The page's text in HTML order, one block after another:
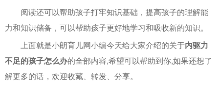
阅读还可以帮助孩子打牢知识基础，提高孩子的理解能
力和知识储备，可以帮助孩子更好地学习和吸收新的知识。
上面就是小朗育儿网小编今天给大家介绍的关于内驱力
不足的孩子怎么办的全部内容,希望可以帮助到你,如果还想了
解更多的话，欢迎收藏、转发、分享。